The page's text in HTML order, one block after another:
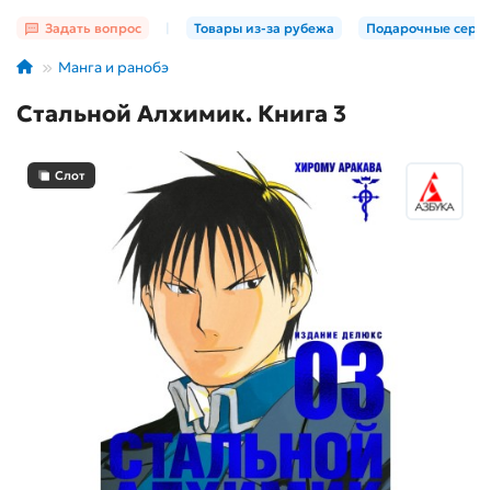
Задать вопрос Товары из-за рубежа Подарочные
Манга и ранобэ
Стальной Алхимик. Книга 3
Слот